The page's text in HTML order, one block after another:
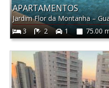
APARTAMENTOS
Jardim Flor da Montanha–
3
2 1 75.00